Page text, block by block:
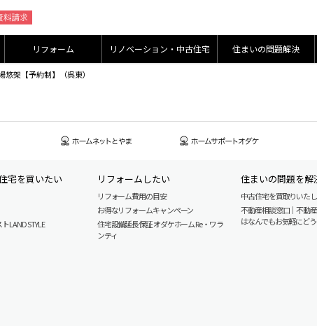
リフォーム リノベーション・中古住宅 住まいの問題解決
架【予約制】（呉東）
宅を買いたい
LAND STYLE
リフォームしたい
リフォーム費用の目安
お得なリフォームキャンペーン
住宅設備延長保証 オダケホーム Re・ワラ
ンティ
住まいの問題を解
中古住宅を買取りいた
不動産相談窓口｜不動
はなんでもお気軽にどう